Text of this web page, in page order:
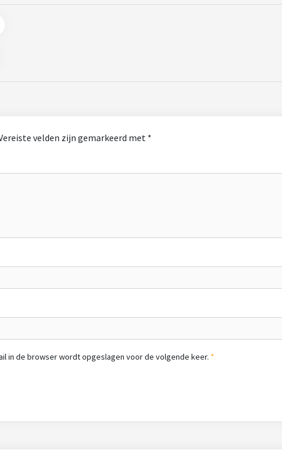
velden zijn gemarkeerd met *
in de browser wordt opgeslagen voor de volgende keer.